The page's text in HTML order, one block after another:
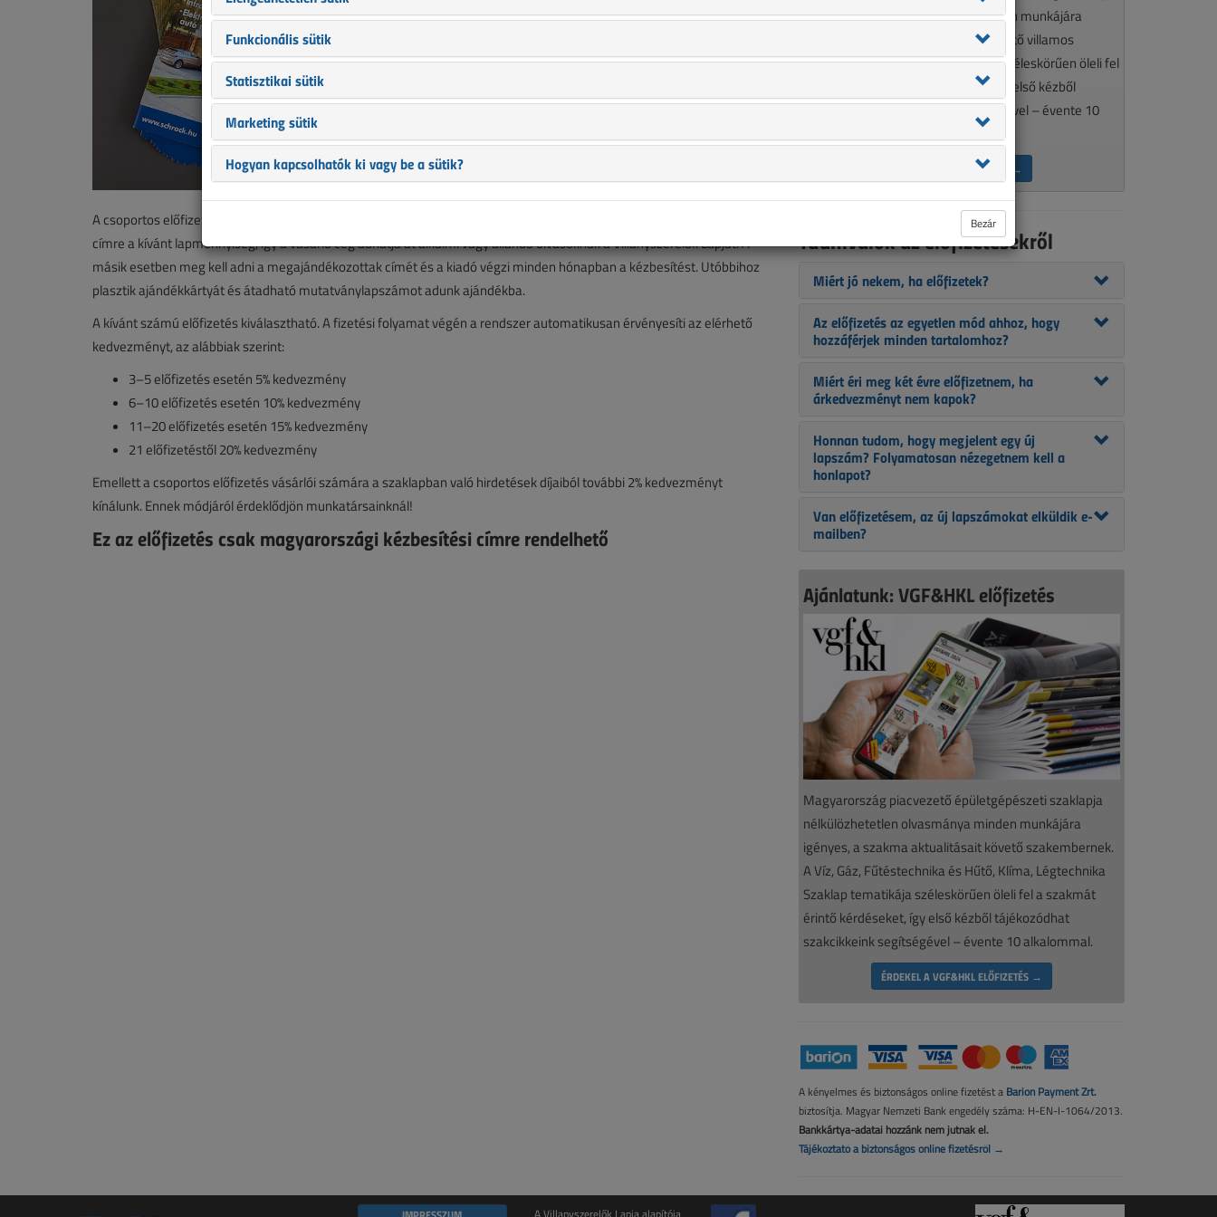
Megadott adataival könnyebben, gyorsabban
A csoportos előfizetés két módon vásárolható: az egyik esetben tömegesen érkezik a megrendelő által megadott
címre a kívánt lapmennyiség, így a vásárló cég adhatja át alkalmi vagy állandó olvasóknak a Villanyszerelők Lapját. A
másik esetben meg kell adni a megajándékozottak címét és a kiadó végzi minden hónapban a kézbesítést. Utóbbihoz
plasztik ajándékkártyát és átadható mutatványlapszámot adunk ajándékba.
A kívánt számú előfizetés kiválasztható. A fizetési folyamat végén a rendszer automatikusan érvényesíti az elérhető
kedvezményt, az alábbiak szerint:
3–5 előfizetés esetén 5% kedvezmény
6–10 előfizetés esetén 10% kedvezmény
11–20 előfizetés esetén 15% kedvezmény
21 előfizetéstől 20% kedvezmény
Emellett a csoportos előfizetés vásárlói számára a szaklapban való hirdetések díjaiból további 2% kedvezményt
kínálunk. Ennek módjáról érdeklődjön munkatársainknál!
Ez az előfizetés csak magyarországi kézbesítési címre rendelhető
nélkülözhetetlen olvasmánya minden munkájára
igényes, a szakma aktualitásait követő villamos
szakembereknek. A VL tematikája széleskörűen öleli fel
a szakmánkat érintő kérdéseket, így első kézből
tájékozódhat szakcikkeink segítségével – évente 10
ÉRDEKEL AZ ELŐFIZETÉS →
Tudnivalók az előfizetésekről
Miért jó nekem, ha előfizetek?
Az előfizetés az egyetlen mód ahhoz, hogy
hozzáférjek minden tartalomhoz?
Miért éri meg két évre előfizetnem, ha
árkedvezményt nem kapok?
Honnan tudom, hogy megjelent egy új
lapszám? Folyamatosan nézegetnem kell a
honlapot?
Van előfizetésem, az új lapszámokat elküldik e-
mailben?
Ajánlatunk: VGF&HKL előfizetés
Magyarország piacvezető épületgépészeti szaklapja
nélkülözhetetlen olvasmánya minden munkájára
igényes, a szakma aktualitásait követő szakembernek.
A Víz, Gáz, Fűtéstechnika és Hűtő, Klíma, Légtechnika
Szaklap tematikája széleskörűen öleli fel a szakmát
érintő kérdéseket, így első kézből tájékozódhat
szakcikkeink segítségével – évente 10 alkalommal.
ÉRDEKEL A VGF&HKL ELŐFIZETÉS →
A kényelmes és biztonságos online fizetést a Barion Payment Zrt.
biztosítja. Magyar Nemzeti Bank engedély száma: H-EN-I-1064/2013.
Bankkártya-adatai hozzánk nem jutnak el.
Tájékoztató a biztonságos online fizetésről →
A Villanyszerelők Lapja alapítója
Funkcionális sütik
Statisztikai sütik
Marketing sütik
Hogyan kapcsolhatók ki vagy be a sütik?
Bezár